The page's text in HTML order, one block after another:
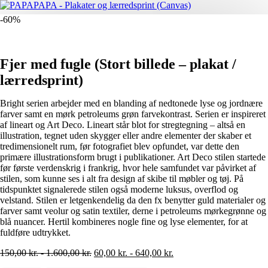
-60%
Fjer med fugle (Stort billede – plakat /
lærredsprint)
Bright serien arbejder med en blanding af nedtonede lyse og jordnære
farver samt en mørk petroleums grøn farvekontrast. Serien er inspireret
af lineart og Art Deco. Lineart står blot for stregtegning – altså en
illustration, tegnet uden skygger eller andre elementer der skaber et
tredimensionelt rum, før fotografiet blev opfundet, var dette den
primære illustrationsform brugt i publikationer. Art Deco stilen startede
før første verdenskrig i frankrig, hvor hele samfundet var påvirket af
stilen, som kunne ses i alt fra design af skibe til møbler og tøj. På
tidspunktet signalerede stilen også moderne luksus, overflod og
velstand. Stilen er letgenkendelig da den fx benytter guld materialer og
farver samt veolur og satin textiler, derne i petroleums mørkegrønne og
blå nuancer. Hertil kombineres nogle fine og lyse elementer, for at
fuldføre udtrykket.
150,00kr.-1.600,00kr. 60,00 kr. - 640,00 kr.